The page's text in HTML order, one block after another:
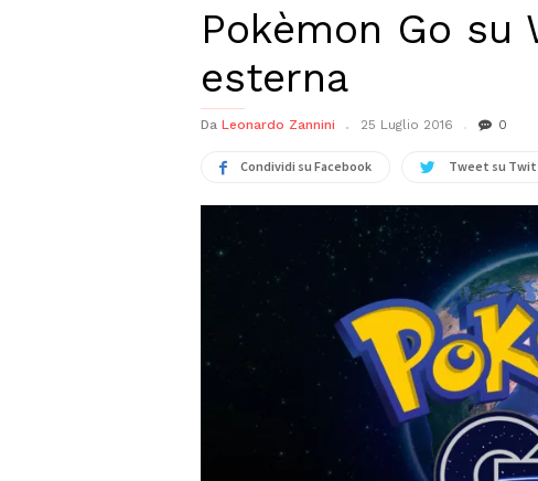
Pokèmon Go su
esterna
Da Leonardo Zannini 25 Luglio 2016 0
Condividi su Facebook Tweet su